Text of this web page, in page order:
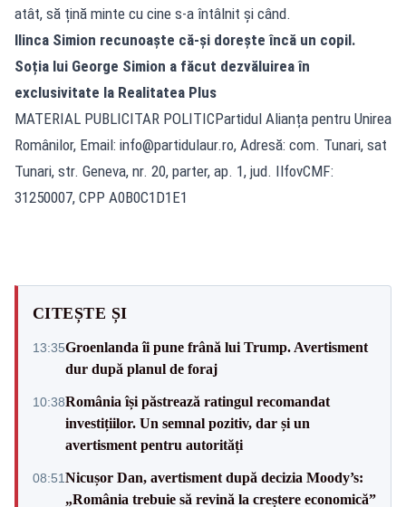
atât, să țină minte cu cine s-a întâlnit și când.
Ilinca Simion recunoaște că-și dorește încă un copil.
Soția lui George Simion a făcut dezvăluirea în
exclusivitate la Realitatea Plus
MATERIAL PUBLICITAR POLITICPartidul Alianța pentru Unirea
Românilor, Email: info@partidulaur.ro, Adresă: com. Tunari, sat
Tunari, str. Geneva, nr. 20, parter, ap. 1, jud. IlfovCMF:
31250007, CPP A0B0C1D1E1
CITEȘTE ȘI
13:35Groenlanda îi pune frână lui Trump. Avertisment
dur după planul de foraj
10:38România își păstrează ratingul recomandat
investițiilor. Un semnal pozitiv, dar și un
avertisment pentru autorități
08:51Nicușor Dan, avertisment după decizia Moody’s:
„România trebuie să revină la creștere economică”